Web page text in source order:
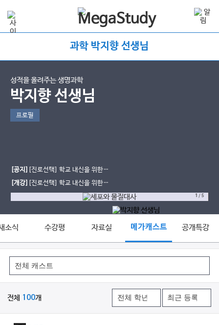
과학 박지향 선생님
성적을 올려주는 생명과학
박지향 선생님
프로필
[공지] [진로선택] 학교 내신을 위한
생물의 유전 starter
[개강] [진로선택] 학교 내신을 위한
세포와 물질대사
1 /5
소식 수강평 자료실 메가캐스트 공개특강
전체 100개